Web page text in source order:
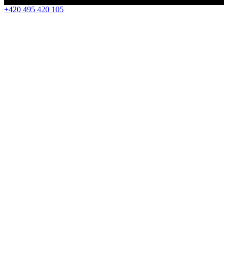
+420 495 420 105